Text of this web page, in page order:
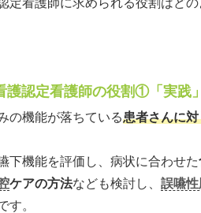
定看護師に求められる役割はど
護認定看護師の役割①「実践」
の機能が落ちている患者さんに
下機能を評価し、病状に合わせた
ケアの方法なども検討し、 誤嚥
す。